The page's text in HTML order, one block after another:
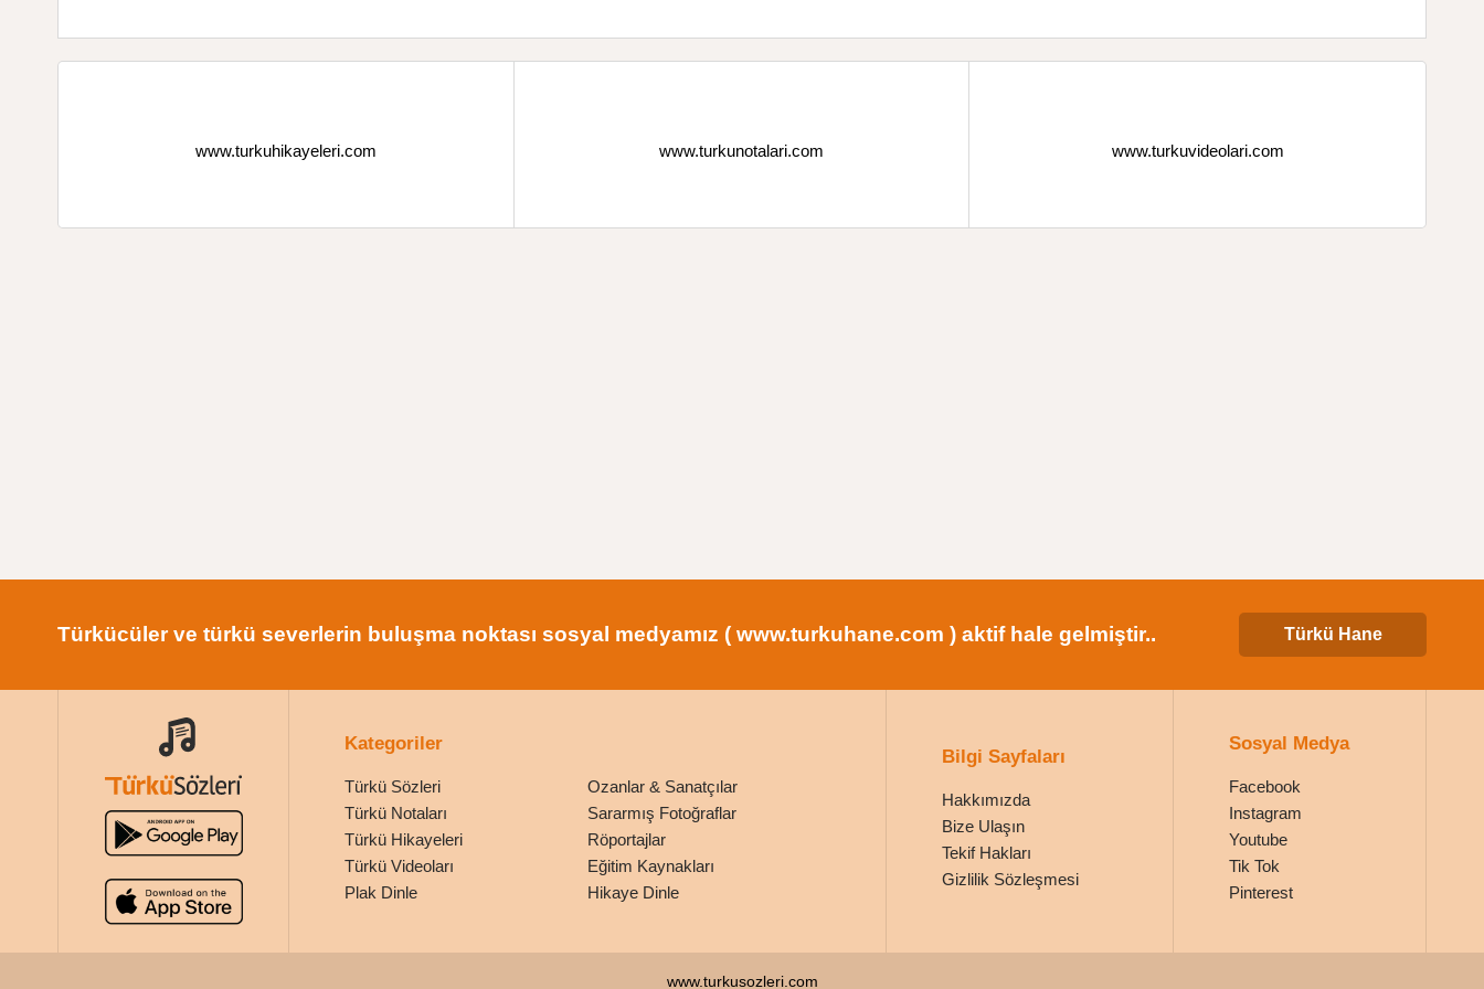
www.turkuhikayeleri.com www.turkunotalari.com www.turkuvideolari.com
Türkücüler ve türkü severlerin buluşma noktası sosyal medyamız ( www.turkuhane.com ) aktif hale gelmiştir.. Türkü Hane
Kategoriler
Türkü Sözleri
Ozanlar & Sanatçılar
Türkü Notaları
Sararmış Fotoğraflar
Türkü Hikayeleri
Röportajlar
Türkü Videoları
Eğitim Kaynakları
Plak Dinle
Hikaye Dinle
Bilgi Sayfaları
Hakkımızda
Bize Ulaşın
Tekif Hakları
Gizlilik Sözleşmesi
Sosyal Medya
Facebook
Instagram
Youtube
Tik Tok
Pinterest
www.turkusozleri.com